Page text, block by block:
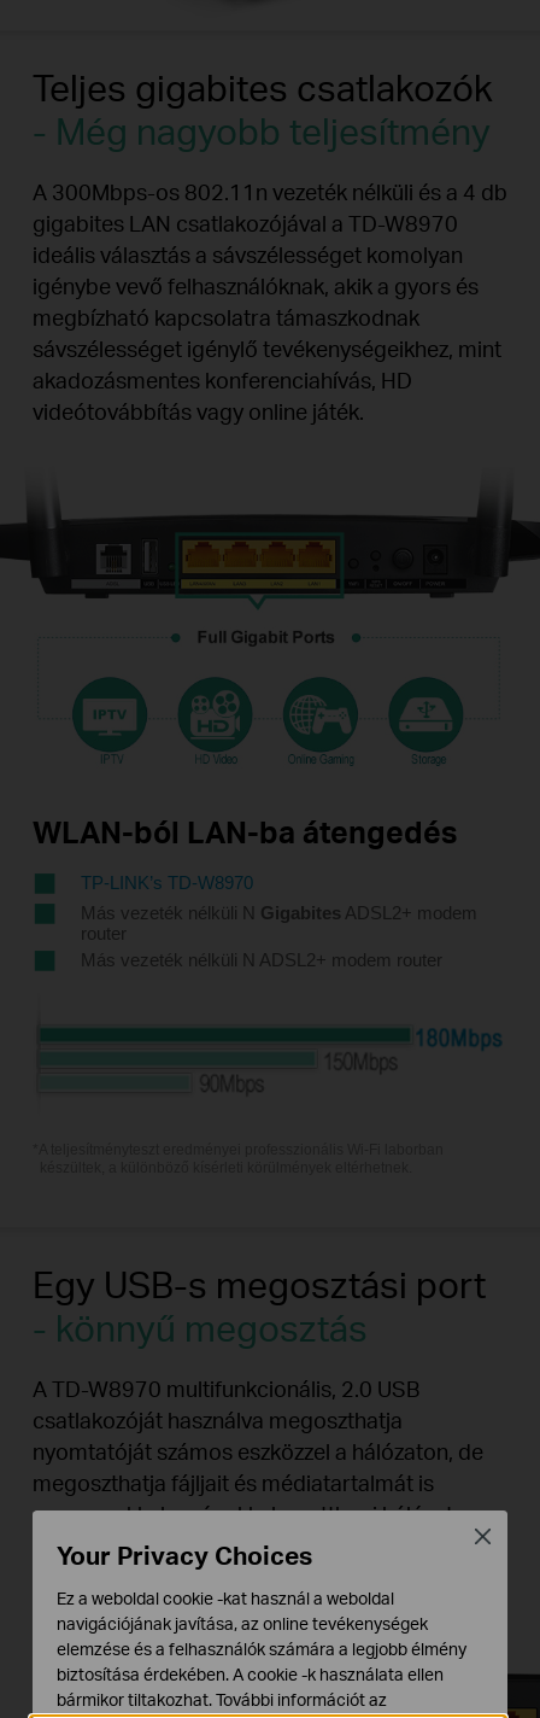
Teljes gigabites csatlakozók
- Még nagyobb teljesítmény
A 300Mbps-os 802.11n vezeték nélküli és a 4 db
gigabites LAN csatlakozójával a TD-W8970
ideális választás a sávszélességet komolyan
igénybe vevő felhasználóknak, akik a gyors és
megbízható kapcsolatra támaszkodnak
sávszélességet igénylő tevékenységeikhez, mint
akadozásmentes konferenciahívás, HD
videótovábbítás vagy online játék.
WLAN-ból LAN-ba átengedés
TP-LINK’s TD-W8970
Más vezeték nélküli N Gigabites ADSL2+ modem
router
Más vezeték nélküli N ADSL2+ modem router
Egy USB-s megosztási port
- könnyű megosztás
A TD-W8970 multifunkcionális, 2.0 USB
csatlakozóját használva megoszthatja
nyomtatóját számos eszközzel a hálózaton, de
megoszthatja fájljait és médiatartalmát is
ugyanezekkel a gépekkel az otthoni hálózaton
vagy távolról FTP-szerveren keresztül.
Your Privacy Choices
Ez a weboldal cookie -kat használ a weboldal
navigációjának javítása, az online tevékenységek
elemzése és a felhasználók számára a legjobb élmény
biztosítása érdekében. A cookie -k használata ellen
bármikor tiltakozhat. További információt az
Close